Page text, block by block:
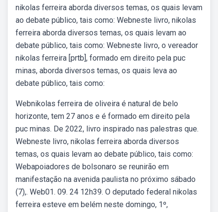
nikolas ferreira aborda diversos temas, os quais levam
ao debate público, tais como: Webneste livro, nikolas
ferreira aborda diversos temas, os quais levam ao
debate público, tais como: Webneste livro, o vereador
nikolas ferreira [prtb], formado em direito pela puc
minas, aborda diversos temas, os quais leva ao
debate público, tais como:
Webnikolas ferreira de oliveira é natural de belo
horizonte, tem 27 anos e é formado em direito pela
puc minas. De 2022, livro inspirado nas palestras que.
Webneste livro, nikolas ferreira aborda diversos
temas, os quais levam ao debate público, tais como:
Webapoiadores de bolsonaro se reunirão em
manifestação na avenida paulista no próximo sábado
(7),. Web01. 09. 24 12h39. O deputado federal nikolas
ferreira esteve em belém neste domingo, 1º,